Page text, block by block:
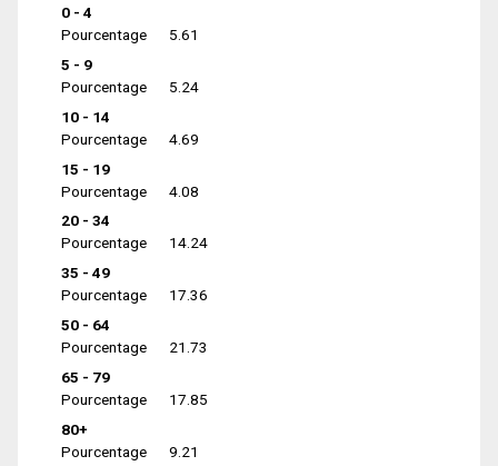
0 - 4
Pourcentage
5.61
5 - 9
Pourcentage
5.24
10 - 14
Pourcentage
4.69
15 - 19
Pourcentage
4.08
20 - 34
Pourcentage
14.24
35 - 49
Pourcentage
17.36
50 - 64
Pourcentage
21.73
65 - 79
Pourcentage
17.85
80+
Pourcentage
9.21